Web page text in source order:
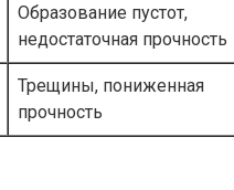
Образование пустот,
недостаточная прочность
Трещины, пониженная
прочность